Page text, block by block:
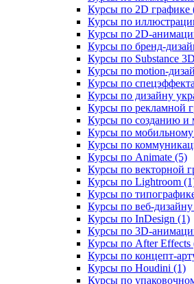
Курсы по 2D графике
Курсы по
Курсы по
Курсы по
Курсы по Substance
Курсы по motion-
Курсы по
Курсы по дизайну
Курсы по рекламной
Курсы по созданию и
Курсы по
Курсы по
Курсы по Animate (5)
Курсы по векторной
Курсы по Lightroom
Курсы по
Курсы по
Курсы по InDesign (1)
Курсы по
Курсы по After Effects
Курсы по
Курсы по Houdini (1)
Курсы по